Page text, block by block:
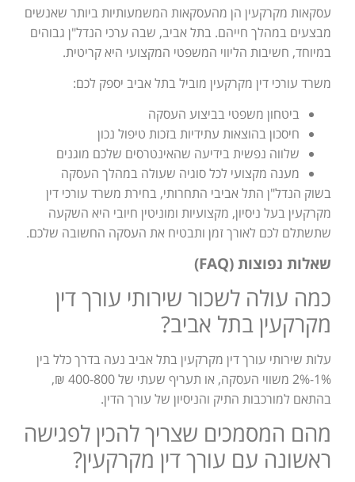
עסקאות מקרקעין הן מהעסקאות המשמעותיות ביותר שאנשים
מבצעים במהלך חייהם. בתל אביב, שבה ערכי הנדל"ן גבוהים
במיוחד, חשיבות הליווי המשפטי המקצועי היא קריטית.
משרד עורכי דין מקרקעין מוביל בתל אביב יספק לכם:
ביטחון משפטי בביצוע העסקה
חיסכון בהוצאות עתידיות בזכות טיפול נכון
שלווה נפשית בידיעה שהאינטרסים שלכם מוגנים
מענה מקצועי לכל סוגיה שעולה במהלך העסקה
בשוק הנדל"ן התל אביבי התחרותי, בחירת משרד עורכי דין
מקרקעין בעל ניסיון, מקצועיות ומוניטין חיובי היא השקעה
שתשתלם לכם לאורך זמן ותבטיח את העסקה החשובה שלכם.
שאלות נפוצות (FAQ)
כמה עולה לשכור שירותי עורך דין
מקרקעין בתל אביב?
עלות שירותי עורך דין מקרקעין בתל אביב נעה בדרך כלל בין
1%-2% משווי העסקה, או תעריף שעתי של 400-800 ₪,
בהתאם למורכבות התיק והניסיון של עורך הדין.
מהם המסמכים שצריך להכין לפגישה
ראשונה עם עורך דין מקרקעין?